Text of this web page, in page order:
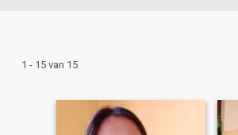
1 - 15 van 15